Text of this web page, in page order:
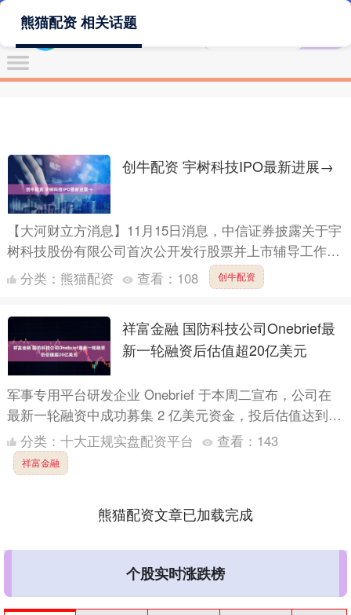
熊猫配资 相关话题
创牛配资 宇树科技IPO最新进展→
【大河财立方消息】11月15日消息，中信证券披露关于宇
树科技股份有限公司首次公开发行股票并上市辅导工作完
成报告。 2025年7月7日，中信证券与宇树科技签署了
辅....
分类： 熊猫配资 查看： 108 创牛配资
祥富金融 国防科技公司Onebrief最
新一轮融资后估值超20亿美元
军事专用平台研发企业 Onebrief 于本周二宣布，公司在
最新一轮融资中成功募集 2 亿美元资金，投后估值达到
21.5 亿美元，较半年前实现翻倍。 当前，各....
分类： 十大正规实盘配资平台 查看： 143
祥富金融
熊猫配资文章已加载完成
个股实时涨跌榜